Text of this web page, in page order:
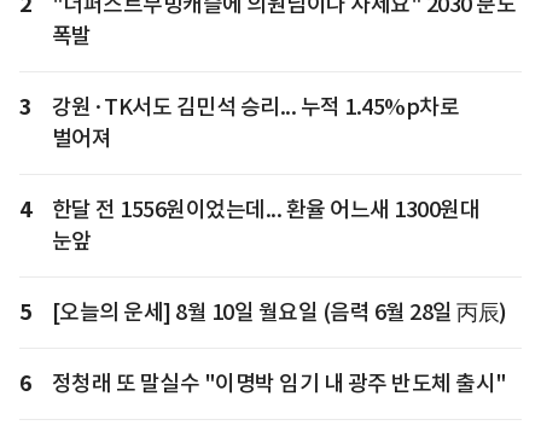
폭발
3
강원·TK서도 김민석 승리... 누적 1.45%p차로
벌어져
4
한달 전 1556원이었는데... 환율 어느새 1300원대
눈앞
5 [오늘의 운세] 8월 10일 월요일 (음력 6월 28일 丙辰)
6 정청래 또 말실수 "이명박 임기 내 광주 반도체 출시"